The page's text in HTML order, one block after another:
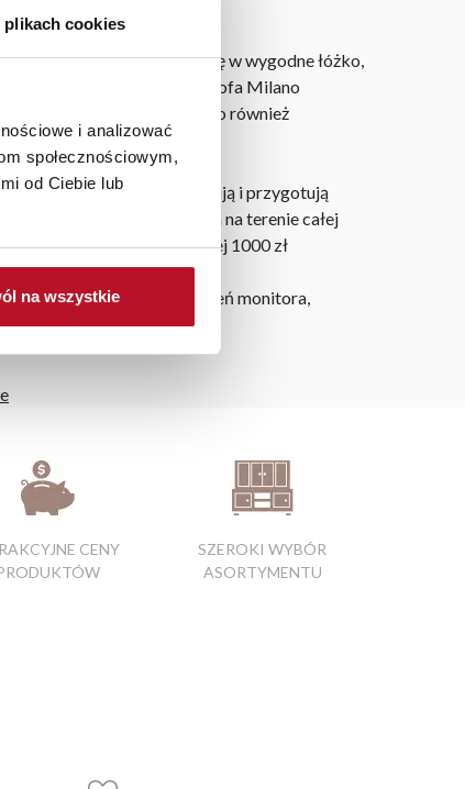
plikach cookies
i analizować
społecznościowym,
od Ciebie lub
na wszystkie
może szybko zmieniać się w wygodne łóżko,
stylowy design sprawia, że sofa Milano
lub sypialni, oferującego również
3D bezpłatnie zaprojektują i przygotują
do 3 dni roboczych na terenie całej
zamówienia powyżej 1000 zł
ekranie, zależnie od ustawień monitora,
CENY
SZEROKI WYBÓR
ASORTYMENTU